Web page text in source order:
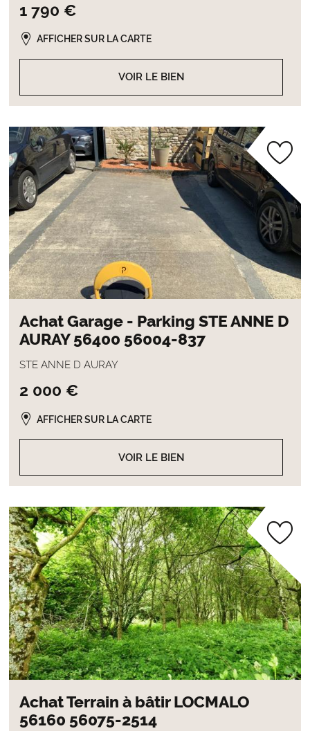
1 790 €
VOIR LE BIEN
AFFICHER SUR LA CARTE
Achat Garage - Parking STE ANNE D
AURAY 56400 56004-837
STE ANNE D AURAY
2 000 €
VOIR LE BIEN
AFFICHER SUR LA CARTE
Achat Terrain à bâtir LOCMALO
56160 56075-2514